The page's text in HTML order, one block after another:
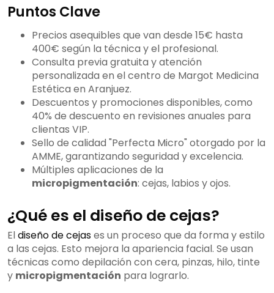
Puntos Clave
Precios asequibles que van desde 15€ hasta
400€ según la técnica y el profesional.
Consulta previa gratuita y atención
personalizada en el centro de Margot Medicina
Estética en Aranjuez.
Descuentos y promociones disponibles, como
40% de descuento en revisiones anuales para
clientas VIP.
Sello de calidad "Perfecta Micro" otorgado por la
AMME, garantizando seguridad y excelencia.
Múltiples aplicaciones de la
micropigmentación: cejas, labios y ojos.
¿Qué es el diseño de cejas?
Eldiseño de cejases un proceso que da forma y estilo
a las cejas. Esto mejora la apariencia facial. Se usan
técnicas como depilación con cera, pinzas, hilo, tinte
y micropigmentación para lograrlo.